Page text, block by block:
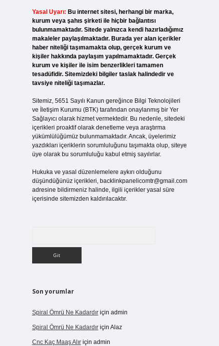
Yasal Uyarı: Bu internet sitesi, herhangi bir marka,
kurum veya şahıs şirketi ile hiçbir bağlantısı
bulunmamaktadır. Sitede yalnızca kendi hazırladığımız
makaleler paylaşılmaktadır. Burada yer alan içerikler
haber niteliği taşımamakta olup, gerçek kurum ve
kişiler hakkında paylaşım yapılmamaktadır. Gerçek
kurum ve kişiler ile isim benzerlikleri tamamen
tesadüfidir. Sitemizdeki bilgiler taslak halindedir ve
tavsiye niteliği taşımazlar.
Sitemiz, 5651 Sayılı Kanun gereğince Bilgi Teknolojileri
ve İletişim Kurumu (BTK) tarafından onaylanmış bir Yer
Sağlayıcı olarak hizmet vermektedir. Bu nedenle, sitedeki
içerikleri proaktif olarak denetleme veya araştırma
yükümlülüğümüz bulunmamaktadır. Ancak, üyelerimiz
yazdıkları içeriklerin sorumluluğunu taşımakta olup, siteye
üye olarak bu sorumluluğu kabul etmiş sayılırlar.
Hukuka ve yasal düzenlemelere aykırı olduğunu
düşündüğünüz içerikleri, backlinkpanelicomtr@gmail.com
adresine bildirmeniz halinde, ilgili içerikler yasal süre
içerisinde sitemizden kaldırılacaktır.
Son yorumlar
Spiral Ömrü Ne Kadardıriçin admin
Spiral Ömrü Ne Kadardıriçin Alaz
Cnc Kaç Maaş Alıriçin admin